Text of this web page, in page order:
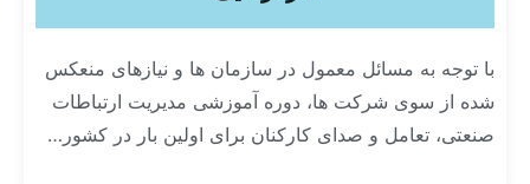
با توجه به مسائل معمول در سازمان ها و نیازهای منعکس
شده از سوی شرکت ها، دوره آموزشی مدیریت ارتباطات
صنعتی، تعامل و صدای کارکنان برای اولین بار در کشور…